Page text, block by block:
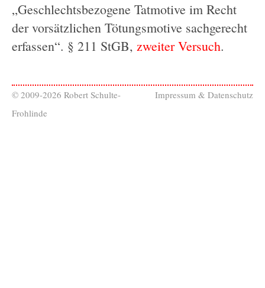
„Geschlechtsbezogene Tatmotive im Recht
der vorsätzlichen Tötungsmotive sachgerecht
erfassen“. § 211 StGB, zweiter Versuch.
© 2009-2026 Robert Schulte-
Frohlinde
Impressum & Datenschutz